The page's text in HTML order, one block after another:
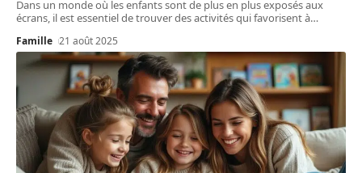
Dans un monde où les enfants sont de plus en plus exposés aux
écrans, il est essentiel de trouver des activités qui favorisent à…
Famille 21 août 2025